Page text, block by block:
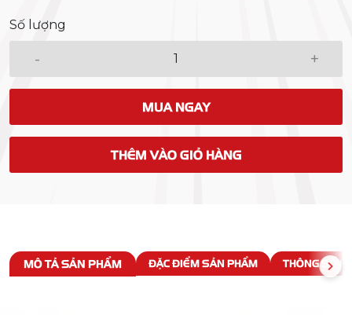
Số lượng
- +
MUA NGAY
THÊM VÀO GIỎ HÀNG
MÔ TẢ SẢN PHẨM ĐẶC ĐIỂM SẢN PHẨM THÔNG SỐ